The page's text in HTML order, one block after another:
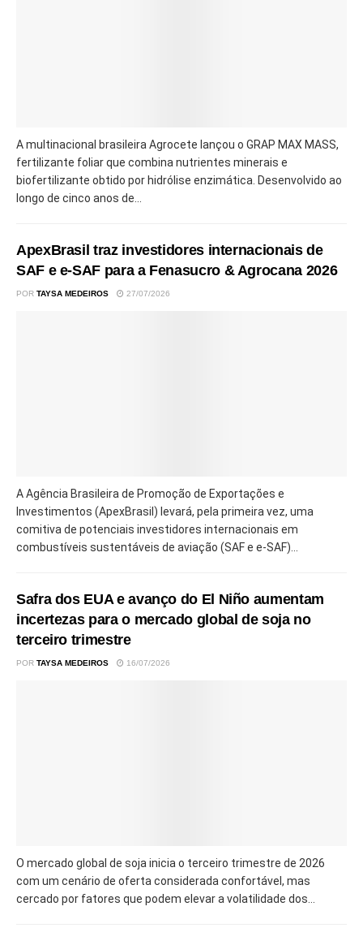
A multinacional brasileira Agrocete lançou o GRAP MAX MASS,
fertilizante foliar que combina nutrientes minerais e
biofertilizante obtido por hidrólise enzimática. Desenvolvido ao
longo de cinco anos de...
ApexBrasil traz investidores internacionais de
SAF e e-SAF para a Fenasucro & Agrocana 2026
POR TAYSA MEDEIROS 27/07/2026
A Agência Brasileira de Promoção de Exportações e
Investimentos (ApexBrasil) levará, pela primeira vez, uma
comitiva de potenciais investidores internacionais em
combustíveis sustentáveis de aviação (SAF e e-SAF)...
Safra dos EUA e avanço do El Niño aumentam
incertezas para o mercado global de soja no
terceiro trimestre
POR TAYSA MEDEIROS 16/07/2026
O mercado global de soja inicia o terceiro trimestre de 2026
com um cenário de oferta considerada confortável, mas
cercado por fatores que podem elevar a volatilidade dos...